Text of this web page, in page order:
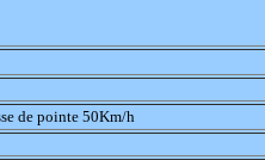
de pointe 50Km/h